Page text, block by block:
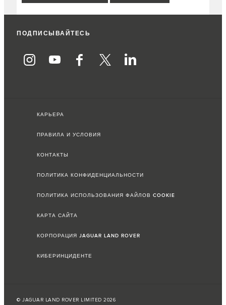
ПОДПИСЫВАЙТЕСЬ
КАРЬЕРА
ПРАВИЛА И УСЛОВИЯ
КОНТАКТЫ
ПОЛИТИКА КОНФИДЕНЦИАЛЬНОСТИ
ПОЛИТИКА ИСПОЛЬЗОВАНИЯ ФАЙЛОВ COOKIE
КАРТА САЙТА
КОРПОРАЦИЯ JAGUAR LAND ROVER
КИБЕРИНЦИДЕНТЕ
© JAGUAR LAND ROVER LIMITED 2026